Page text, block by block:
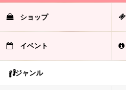
ショップ
イベント
ジャンル